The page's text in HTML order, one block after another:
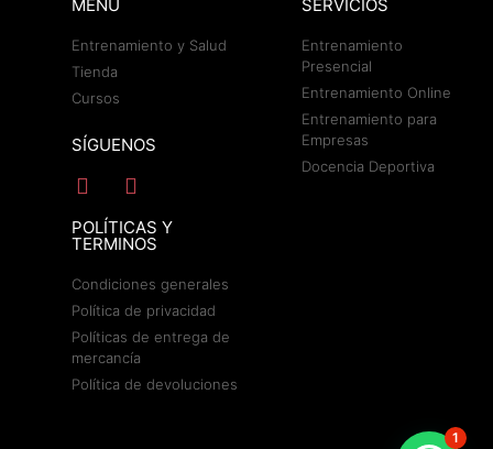
MENÚ
Entrenamiento y Salud
Tienda
Cursos
SÍGUENOS
SERVICIOS
Entrenamiento
Presencial
Entrenamiento Online
Entrenamiento para
Empresas
Docencia Deportiva
POLÍTICAS Y
TERMINOS
Condiciones generales
Política de privacidad
Políticas de entrega de
mercancía
Política de devoluciones
1